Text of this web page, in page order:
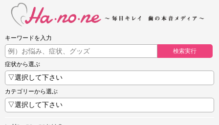
キーワードを入力
検索実行
症状から選ぶ
カテゴリーから選ぶ